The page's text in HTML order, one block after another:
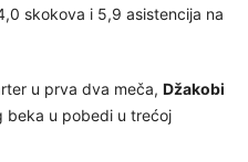
skokova i 5,9 asistencija na
u prva dva meča, Džakobi
beka u pobedi u trećoj